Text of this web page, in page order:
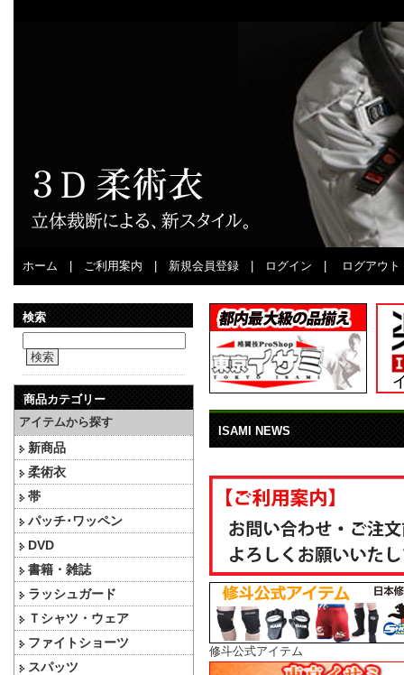
ホーム ご利用案内 新規会員登録 ログイン ログアウト
検索
検索
商品カテゴリー
アイテムから探す
新商品
柔術衣
帯
パッチ･ワッペン
DVD
書籍・雑誌
ラッシュガード
Ｔシャツ・ウェア
ファイトショーツ
スパッツ
ISAMI NEWS
修斗公式アイテム